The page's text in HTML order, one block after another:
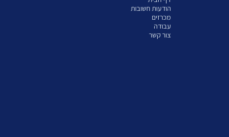
הודעות חשובות
מכרזים
עבודה
צור קשר